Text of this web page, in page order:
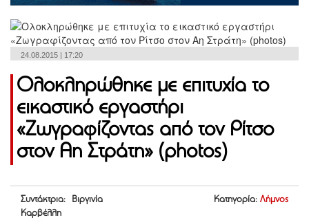
24.08.2015 | 17:20
Ολοκληρώθηκε με επιτυχία το
εικαστικό εργαστήρι
«Ζωγραφίζοντας από τον Ρίτσο
στον Αη Στράτη» (photos)
Συντάκτρια: Βιργινία
Καρβέλλη
Κατηγορία: Λήμνος